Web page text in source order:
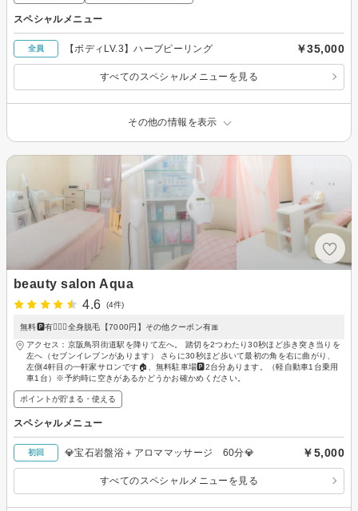
スペシャルメニュー
全員 【ボディLV.3】ハーブピーリング ￥35,000
すべてのスペシャルメニューを見る
その他の情報を表示
beauty salon Aqua
4.6
(4件)
無料🅿️有🙆🏻‍♀️全身脱毛【7000円】その他クーポン有🎀
アクセス：京阪鳥羽街道駅を降りて左へ。 踏切を2つわたり30秒ほど歩き突き当りを
左へ（セブンイレブンがあります） さらに30秒ほど歩いて最初の角を右に曲がり、
左側4軒目の一軒家サロンです🏠、無料駐車場🅿️2台分あります。（軽自動車1台乗用
車1台）※予約時に空きがあるかどうかお確かめください。
ポイントが貯まる・使える
スペシャルメニュー
初回 💎宝石岩盤浴＋アロママッサージ 60分💎 ￥5,000
すべてのスペシャルメニューを見る